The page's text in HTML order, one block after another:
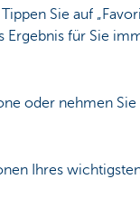
Sie auf
Ergebnis für Sie
oder nehmen
Ihres